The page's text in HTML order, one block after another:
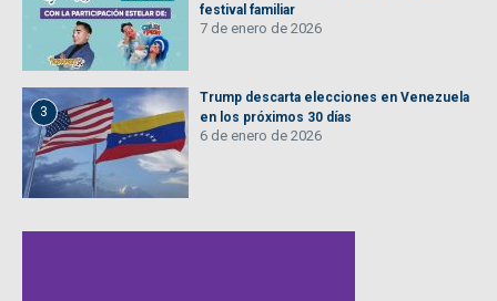
festival familiar
7 de enero de 2026
3
Trump descarta elecciones en Venezuela
en los próximos 30 días
6 de enero de 2026